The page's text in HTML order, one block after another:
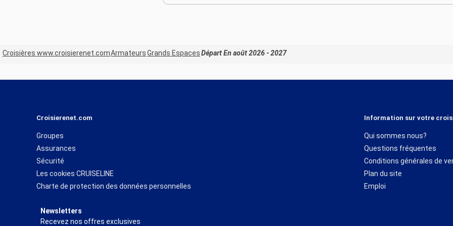
Croisières www.croisierenet.comArmateursGrands EspacesDépart En août 2026 - 2027
Croisierenet.com
Groupes
Assurances
Sécurité
Les cookies CRUISELINE
Charte de protection des données personnelles
Information sur votre
Qui sommes nous?
Questions fréquentes
Conditions générales de
Plan du site
Emploi
Newsletters
Recevez nos offres exclusives